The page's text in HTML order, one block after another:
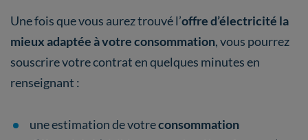
Une fois que vous aurez trouvé l’offre d’électricité la
mieux adaptée à votre consommation, vous pourrez
souscrire votre contrat en quelques minutes en
renseignant :
une estimation de votreconsommation